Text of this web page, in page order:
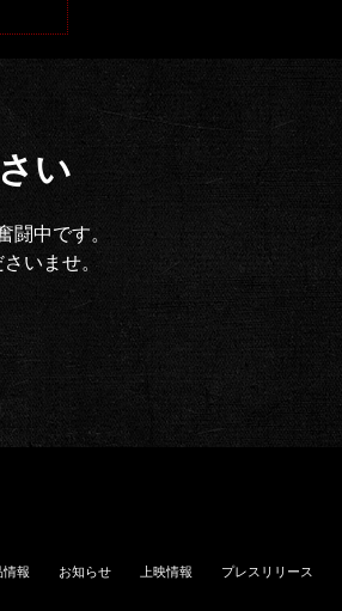
い
闘中です。
いませ。
情報 お知らせ 上映情報 プレスリリース